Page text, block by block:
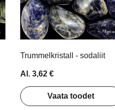
Trummelkristall - sodaliit
Al. 3,62 €
Vaata toodet